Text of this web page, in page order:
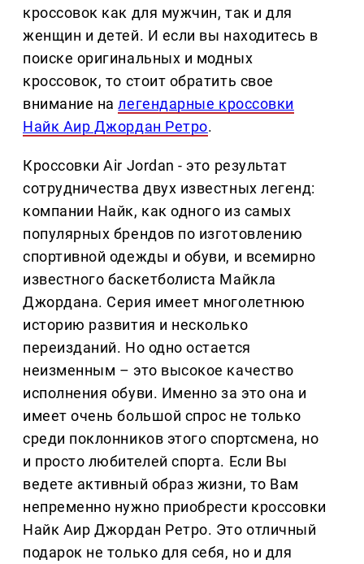
кроссовок как для мужчин, так и для
женщин и детей. И если вы находитесь в
поиске оригинальных и модных
кроссовок, то стоит обратить свое
внимание налегендарные кроссовки
Найк Аир Джордан Ретро.
Кроссовки Air Jordan - это результат
сотрудничества двух известных легенд:
компании Найк, как одного из самых
популярных брендов по изготовлению
спортивной одежды и обуви, и всемирно
известного баскетболиста Майкла
Джордана. Серия имеет многолетнюю
историю развития и несколько
переизданий. Но одно остается
неизменным – это высокое качество
исполнения обуви. Именно за это она и
имеет очень большой спрос не только
среди поклонников этого спортсмена, но
и просто любителей спорта. Если Вы
ведете активный образ жизни, то Вам
непременно нужно приобрести кроссовки
Найк Аир Джордан Ретро. Это отличный
подарок не только для себя, но и для